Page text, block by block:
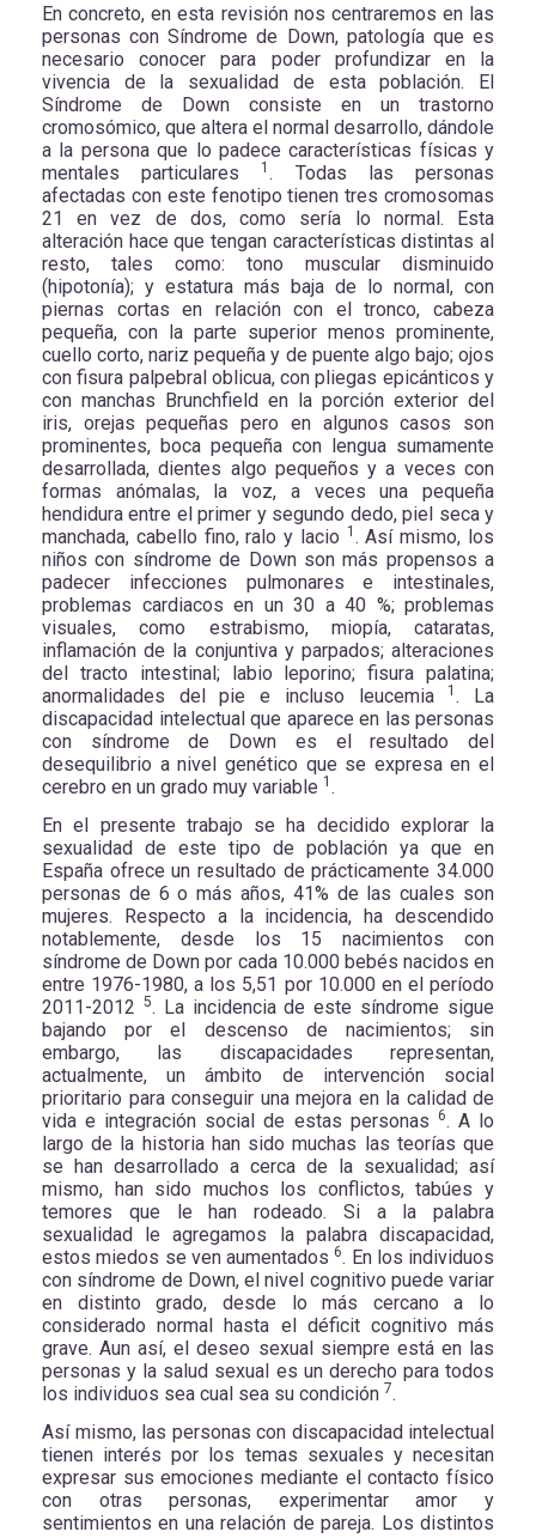
En concreto, en esta revisión nos centraremos en las
personas con Síndrome de Down, patología que es
necesario conocer para poder profundizar en la
vivencia de la sexualidad de esta población. El
Síndrome de Down consiste en un trastorno
cromosómico, que altera el normal desarrollo, dándole
a la persona que lo padece características físicas y
mentales particulares
1 . Todas las personas
afectadas con este fenotipo tienen tres cromosomas
21 en vez de dos, como sería lo normal. Esta
alteración hace que tengan características distintas al
resto, tales como: tono muscular disminuido
(hipotonía); y estatura más baja de lo normal, con
piernas cortas en relación con el tronco, cabeza
pequeña, con la parte superior menos prominente,
cuello corto, nariz pequeña y de puente algo bajo; ojos
con fisura palpebral oblicua, con pliegas epicánticos y
con manchas Brunchfield en la porción exterior del
iris, orejas pequeñas pero en algunos casos son
prominentes, boca pequeña con lengua sumamente
desarrollada, dientes algo pequeños y a veces con
formas anómalas, la voz, a veces una pequeña
hendidura entre el primer y segundo dedo, piel seca y
manchada, cabello fino, ralo y lacio 1 . Así mismo, los
niños con síndrome de Down son más propensos a
padecer infecciones pulmonares e intestinales,
problemas cardiacos en un 30 a 40 %; problemas
visuales, como estrabismo, miopía, cataratas,
inflamación de la conjuntiva y parpados; alteraciones
del tracto intestinal; labio leporino; fisura palatina;
anormalidades del pie e incluso leucemia
1 . La
discapacidad intelectual que aparece en las personas
con síndrome de Down es el resultado del
desequilibrio a nivel genético que se expresa en el
cerebro en un grado muy variable 1 .
En el presente trabajo se ha decidido explorar la
sexualidad de este tipo de población ya que en
España ofrece un resultado de prácticamente 34.000
personas de 6 o más años, 41% de las cuales son
mujeres. Respecto a la incidencia, ha descendido
notablemente, desde los 15 nacimientos con
síndrome de Down por cada 10.000 bebés nacidos en
entre 1976-1980, a los 5,51 por 10.000 en el período
2011-2012 5. La incidencia de este síndrome sigue
bajando por el descenso de nacimientos; sin
embargo, las discapacidades representan,
actualmente, un ámbito de intervención social
prioritario para conseguir una mejora en la calidad de
vida e integración social de estas personas
6. A lo
largo de la historia han sido muchas las teorías que
se han desarrollado a cerca de la sexualidad; así
mismo, han sido muchos los conflictos, tabúes y
temores que le han rodeado. Si a la palabra
sexualidad le agregamos la palabra discapacidad,
estos miedos se ven aumentados 6. En los individuos
con síndrome de Down, el nivel cognitivo puede variar
en distinto grado, desde lo más cercano a lo
considerado normal hasta el déficit cognitivo más
grave. Aun así, el deseo sexual siempre está en las
personas y la salud sexual es un derecho para todos
los individuos sea cual sea su condición 7.
Así mismo, las personas con discapacidad intelectual
tienen interés por los temas sexuales y necesitan
expresar sus emociones mediante el contacto físico
con otras personas, experimentar amor y
sentimientos en una relación de pareja. Los distintos